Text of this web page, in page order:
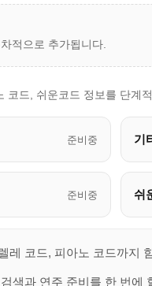
적으로 추가됩니다.
드, 쉬운코드 정보를 단계
준비중 기
준비중 쉬
레 코드, 피아노 코드까지
색과 연주 준비를 한 번에